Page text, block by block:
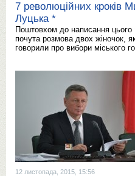
7 революційних кроків
Луцька *
Поштовхом до написання цього
почута розмова двох жіночок,
говорили про вибори міського
12 листопада, 2015, 15:56